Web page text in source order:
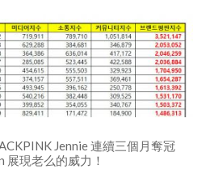
Jennie 連續三個月奪冠
展現老么的威力！